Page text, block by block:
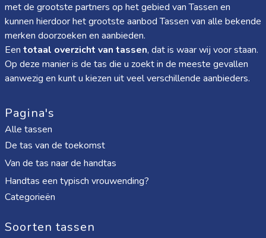
met de grootste partners op het gebied van Tassen en
kunnen hierdoor het grootste aanbod Tassen van alle bekende
merken doorzoeken en aanbieden.
Een totaal overzicht van tassen, dat is waar wij voor staan.
Op deze manier is de tas die u zoekt in de meeste gevallen
aanwezig en kunt u kiezen uit veel verschillende aanbieders.
Pagina's
Alle tassen
De tas van de toekomst
Van de tas naar de handtas
Handtas een typisch vrouwending?
Categorieën
Soorten tassen